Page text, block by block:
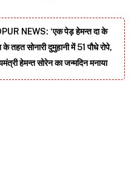
NEWS: ‘एक पेड़ हेमन्त दा के
के तहत सोनारी दुमुहानी में 51 पौधे रोपे,
हेमन्त सोरेन का जन्मदिन मनाया